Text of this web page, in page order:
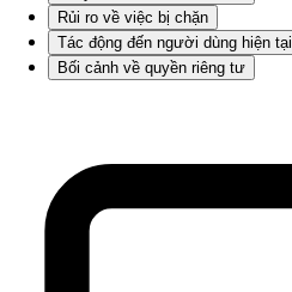
Rủi ro về việc bị chặn
Tác động đến người dùng hiện tại
Bối cảnh về quyền riêng tư